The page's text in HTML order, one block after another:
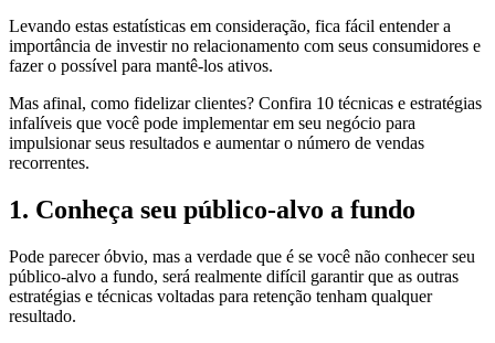
Levando estas estatísticas em consideração, fica fácil entender a
importância de investir no relacionamento com seus consumidores e
fazer o possível para mantê-los ativos.
Mas afinal, como fidelizar clientes? Confira 10 técnicas e estratégias
infalíveis que você pode implementar em seu negócio para
impulsionar seus resultados e aumentar o número de vendas
recorrentes.
1. Conheça seu público-alvo a fundo
Pode parecer óbvio, mas a verdade que é se você não conhecer seu
público-alvo a fundo, será realmente difícil garantir que as outras
estratégias e técnicas voltadas para retenção tenham qualquer
resultado.